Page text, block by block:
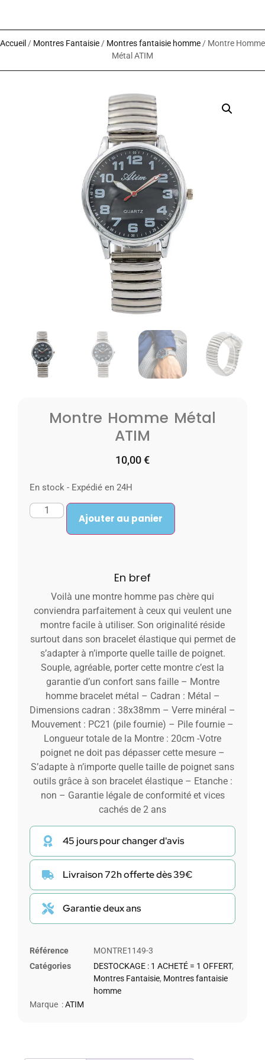
Accueil / Montres Fantaisie / Montres fantaisie homme / Montre Homme
Métal ATIM
Montre Homme Métal
ATIM
10,00€
En stock - Expédié en 24H
Ajouter au panier
En bref
Voilà une montre homme pas chère qui
conviendra parfaitement à ceux qui veulent une
montre facile à utiliser. Son originalité réside
surtout dans son bracelet élastique qui permet de
s’adapter à n’importe quelle taille de poignet.
Souple, agréable, porter cette montre c’est la
garantie d’un confort sans faille – Montre
homme bracelet métal – Cadran : Métal –
Dimensions cadran : 38x38mm – Verre minéral –
Mouvement : PC21 (pile fournie) – Pile fournie –
Longueur totale de la Montre : 20cm -Votre
poignet ne doit pas dépasser cette mesure –
S’adapte à n’importe quelle taille de poignet sans
outils grâce à son bracelet élastique – Etanche :
non – Garantie légale de conformité et vices
cachés de 2 ans
45 jours pour changer d'avis
Livraison 72h offerte dès 39€
Garantie deux ans
Référence
MONTRE1149-3
Catégories
DESTOCKAGE : 1 ACHETÉ = 1 OFFERT,
Montres Fantaisie, Montres fantaisie
homme
Marque :ATIM